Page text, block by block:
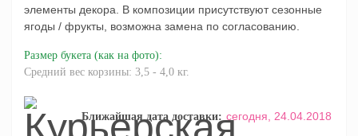
элементы декора. В композиции присутствуют сезонные
ягоды / фрукты, возможна замена по согласованию.
Размер букета (как на фото):
Средний вес корзины: 3,5 - 4,0 кг.
Ближайшая дата доставки: сегодня, 24.04.2018